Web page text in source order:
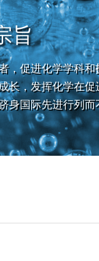
旨
，促进化学学科
长，发挥化学在
身国际先进行列